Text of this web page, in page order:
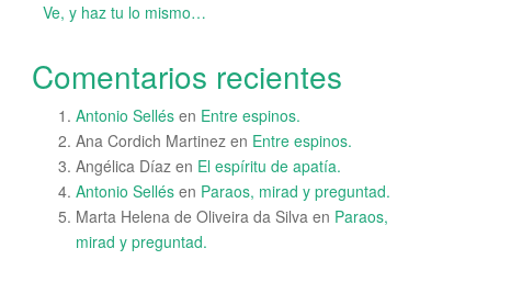
Ve, y haz tu lo mismo…
Comentarios recientes
Antonio Sellés en Entre espinos.
Ana Cordich Martinez en Entre espinos.
Angélica Díaz en El espíritu de apatía.
Antonio Sellés en Paraos, mirad y preguntad.
Marta Helena de Oliveira da Silva en Paraos,
mirad y preguntad.